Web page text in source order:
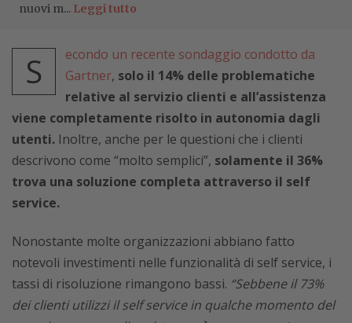
nuovi m... Leggi tutto
S
econdo un recente sondaggio condotto da
Gartner, solo il 14% delle problematiche
relative al servizio clienti e all’assistenza
viene completamente risolto in autonomia dagli
utenti. Inoltre, anche per le questioni che i clienti
descrivono come “molto semplici”, solamente il 36%
trova una soluzione completa attraverso il self
service.
Nonostante molte organizzazioni abbiano fatto
notevoli investimenti nelle funzionalità di self service, i
tassi di risoluzione rimangono bassi. “Sebbene il 73%
dei clienti utilizzi il self service in qualche momento del